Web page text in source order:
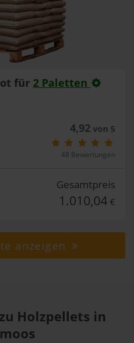
für 2 Paletten
4,92von 5
48 Bewertungen
Gesamtpreis
1.010,04 €
anzeigen
Holzpellets in